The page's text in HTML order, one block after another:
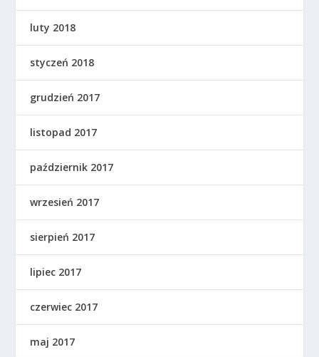
luty 2018
styczeń 2018
grudzień 2017
listopad 2017
październik 2017
wrzesień 2017
sierpień 2017
lipiec 2017
czerwiec 2017
maj 2017